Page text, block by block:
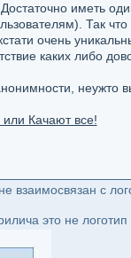
иметь
Так
очень
каких либо
неужто
Качают все!
взаимосвязан с
это не логотип